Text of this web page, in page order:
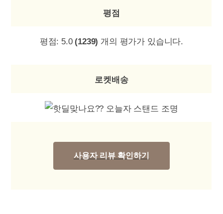
평점
평점: 5.0 (1239) 개의 평가가 있습니다.
로켓배송
사용자 리뷰 확인하기